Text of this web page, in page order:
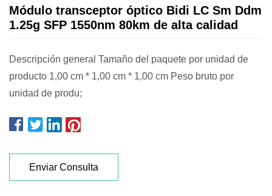
Módulo transceptor óptico Bidi LC Sm Ddm
1.25g SFP 1550nm 80km de alta calidad
Descripción general Tamaño del paquete por unidad de
producto 1,00 cm * 1,00 cm * 1,00 cm Peso bruto por
unidad de produ;
Enviar Consulta